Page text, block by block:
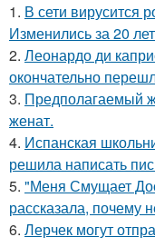
1. В сети вирусится
Изменились за 20
2. Леонардо ди
окончательно
3. Предполагаемый
женат.
4. Испанская
решила написать
5. "Меня Смущает
рассказала, почему
6. Лерчек могут